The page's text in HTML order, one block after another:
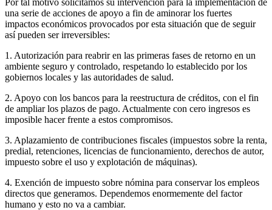
una serie de acciones de apoyo a fin de aminorar los fuertes
impactos económicos provocados por esta situación que de seguir
así pueden ser irreversibles:
1. Autorización para reabrir en las primeras fases de retorno en un
ambiente seguro y controlado, respetando lo establecido por los
gobiernos locales y las autoridades de salud.
2. Apoyo con los bancos para la reestructura de créditos, con el fin
de ampliar los plazos de pago. Actualmente con cero ingresos es
imposible hacer frente a estos compromisos.
3. Aplazamiento de contribuciones fiscales (impuestos sobre la renta,
predial, retenciones, licencias de funcionamiento, derechos de autor,
impuesto sobre el uso y explotación de máquinas).
4. Exención de impuesto sobre nómina para conservar los empleos
directos que generamos. Dependemos enormemente del factor
humano y esto no va a cambiar.